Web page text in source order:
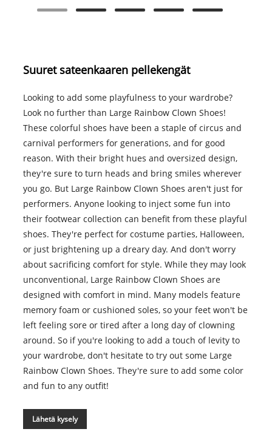
Suuret sateenkaaren pellekengät
Looking to add some playfulness to your wardrobe?
Look no further than Large Rainbow Clown Shoes!
These colorful shoes have been a staple of circus and
carnival performers for generations, and for good
reason. With their bright hues and oversized design,
they're sure to turn heads and bring smiles wherever
you go. But Large Rainbow Clown Shoes aren't just for
performers. Anyone looking to inject some fun into
their footwear collection can benefit from these playful
shoes. They're perfect for costume parties, Halloween,
or just brightening up a dreary day. And don't worry
about sacrificing comfort for style. While they may look
unconventional, Large Rainbow Clown Shoes are
designed with comfort in mind. Many models feature
memory foam or cushioned soles, so your feet won't be
left feeling sore or tired after a long day of clowning
around. So if you're looking to add a touch of levity to
your wardrobe, don't hesitate to try out some Large
Rainbow Clown Shoes. They're sure to add some color
and fun to any outfit!
Lähetä kysely